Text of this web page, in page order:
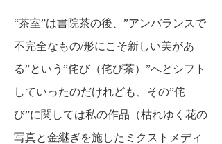
“茶室”は書院茶の後、”アンバランスで
不完全なもの/形にこそ新しい美があ
る”という”侘び（侘び茶）”へとシフト
していったのだけれども、その”侘
び”に関しては私の作品 （枯れゆく花の
写真と金継ぎを施したミクストメディ